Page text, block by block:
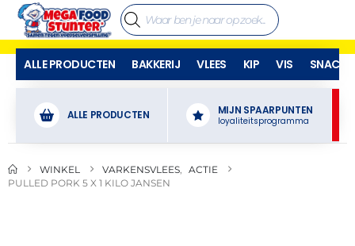
ALLE PRODUCTEN BAKKERIJ VLEES KIP VIS SNACKS
ALLE PRODUCTEN MIJN SPAARPUNTEN
loyaliteitsprogramma
WINKEL VARKENSVLEES
ACTIE
PULLED PORK 5 X 1 KILO JANSEN